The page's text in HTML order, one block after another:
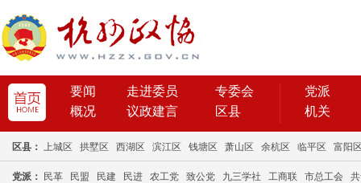
要闻 走进委员
专委会
概况
议政建言 区县
党派
机关
区县： 上城区 拱墅区 西湖区 滨江区 钱塘区 萧山区 余杭区 临平区 富阳
党派： 民革 民盟 民建 民进 农工党 致公党 九三学社 工商联 市总工会